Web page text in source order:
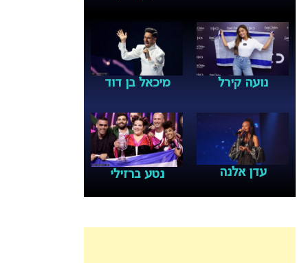
נועה קירל מיכאל בן דוד
עדן אלנה נטע ברזילי